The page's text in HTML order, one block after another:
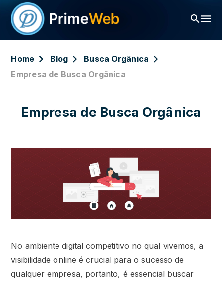
Home Blog
Busca Orgânica
Empresa de Busca Orgânica
Empresa de Busca Orgânica
No ambiente digital competitivo no qual vivemos, a
visibilidade online é crucial para o sucesso de
qualquer empresa, portanto, é essencial buscar